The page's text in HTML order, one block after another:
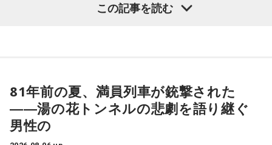
この記事を読む
81年前の夏、満員列車が銃撃された
――湯の花トンネルの悲劇を語り継ぐ
男性の